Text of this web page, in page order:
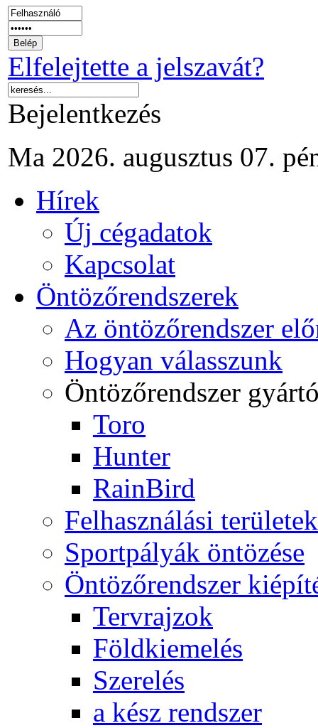
Elfelejtette a jelszavát?
Bejelentkezés
Ma 2026. augusztus 07.
Hírek
Új cégadatok
Kapcsolat
Öntözőrendszerek
Az öntözőrendszer
Hogyan válasszunk
Öntözőrendszer
Toro
Hunter
RainBird
Felhasználási területek
Sportpályák öntözése
Öntözőrendszer
Tervrajzok
Földkiemelés
Szerelés
a kész rendszer